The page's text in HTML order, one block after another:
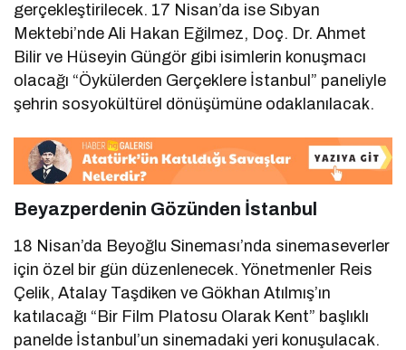
gerçekleştirilecek. 17 Nisan’da ise Sıbyan
Mektebi’nde Ali Hakan Eğilmez, Doç. Dr. Ahmet
Bilir ve Hüseyin Güngör gibi isimlerin konuşmacı
olacağı “Öykülerden Gerçeklere İstanbul” paneliyle
şehrin sosyokültürel dönüşümüne odaklanılacak.
Beyazperdenin Gözünden İstanbul
18 Nisan’da Beyoğlu Sineması’nda sinemaseverler
için özel bir gün düzenlenecek. Yönetmenler Reis
Çelik, Atalay Taşdiken ve Gökhan Atılmış’ın
katılacağı “Bir Film Platosu Olarak Kent” başlıklı
panelde İstanbul’un sinemadaki yeri konuşulacak.